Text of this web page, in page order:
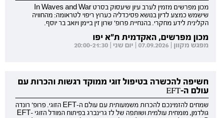
מכון מפרשים מזמין לערב עיון שיעסוק בסרט In Waves and War
שישמש כמצע לדיון בנושא פסיכדליה כערוץ ריפוי לטראומה: מהחוויה
הקלינית לידע מחקרי. בהנחיית פרופ' שרון זין ביימן ויואב בר יוסף.
מכון מפרשים, האקדמית ת"א יפו
מפגש מקוון | 07.09.2026 | יום שני | 20:00-21:30
חשיפה להכשרה בטיפול זוגי ממוקד רגשות והכרות עם
עולם ה-EFT
שמחים להזמינכם להכרות משמעותית עם עולם ה-EFT הזוגי. פרופ' רונדה
גולדמן, מומחית עולמית ושותפה של לז גרינברג בפיתוח המודל הזוגי EFT-